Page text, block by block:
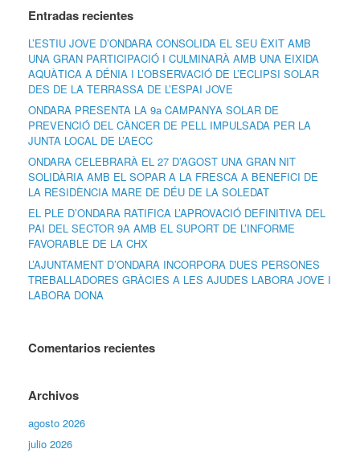
Entradas recientes
L’ESTIU JOVE D’ONDARA CONSOLIDA EL SEU ÈXIT AMB
UNA GRAN PARTICIPACIÓ I CULMINARÀ AMB UNA EIXIDA
AQUÀTICA A DÉNIA I L’OBSERVACIÓ DE L’ECLIPSI SOLAR
DES DE LA TERRASSA DE L’ESPAI JOVE
ONDARA PRESENTA LA 9a CAMPANYA SOLAR DE
PREVENCIÓ DEL CÀNCER DE PELL IMPULSADA PER LA
JUNTA LOCAL DE L’AECC
ONDARA CELEBRARÀ EL 27 D’AGOST UNA GRAN NIT
SOLIDÀRIA AMB EL SOPAR A LA FRESCA A BENEFICI DE
LA RESIDÈNCIA MARE DE DÉU DE LA SOLEDAT
EL PLE D’ONDARA RATIFICA L’APROVACIÓ DEFINITIVA DEL
PAI DEL SECTOR 9A AMB EL SUPORT DE L’INFORME
FAVORABLE DE LA CHX
L’AJUNTAMENT D’ONDARA INCORPORA DUES PERSONES
TREBALLADORES GRÀCIES A LES AJUDES LABORA JOVE I
LABORA DONA
Comentarios recientes
Archivos
agosto 2026
julio 2026